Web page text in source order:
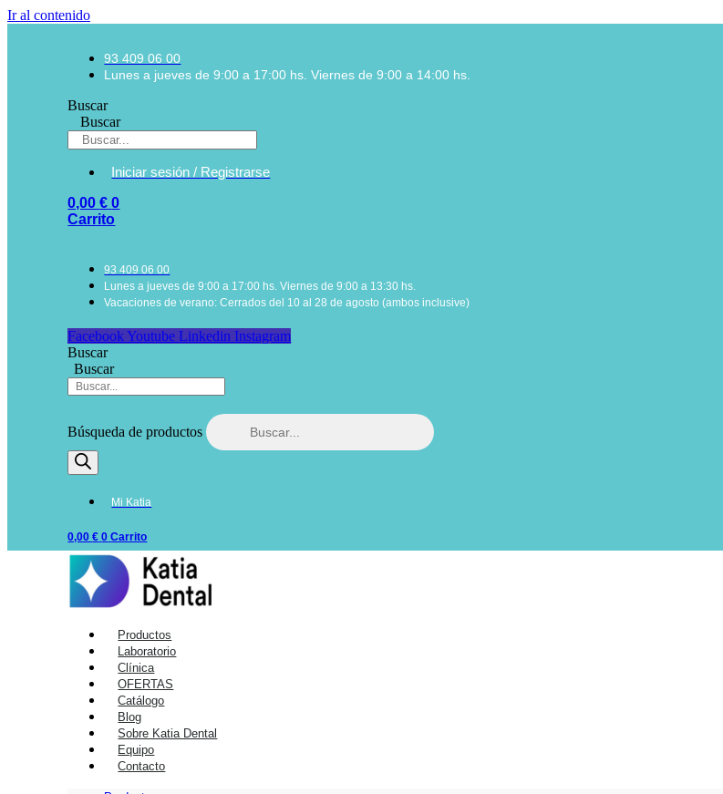
Ir al contenido
93 409 06 00
Lunes a jueves de 9:00 a 17:00 hs. Viernes de 9:00 a 14:00 hs.
Buscar
Buscar
Iniciar sesión / Registrarse
0,00€ 0
Carrito
93 409 06 00
Lunes a jueves de 9:00 a 17:00 hs. Viernes de 9:00 a 13:30 hs.
Vacaciones de verano: Cerrados del 10 al 28 de agosto (ambos inclusive)
Facebook Youtube Linkedin Instagram
Buscar
Buscar
Búsqueda de productos
Mi Katia
0,00€ 0 Carrito
Productos
Laboratorio
Clínica
OFERTAS
Catálogo
Blog
Sobre Katia Dental
Equipo
Contacto